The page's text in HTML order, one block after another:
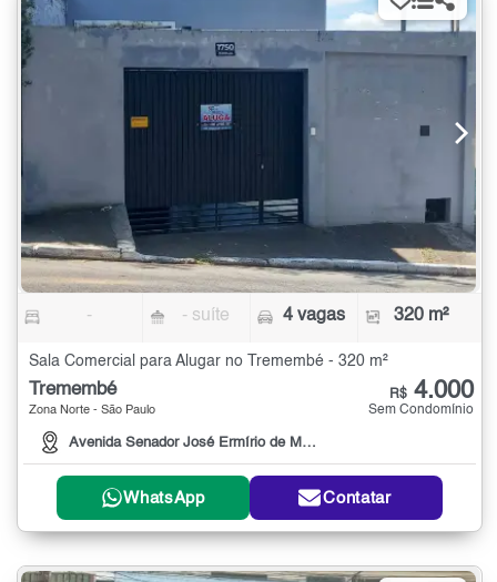
- - suíte 4 vagas 320 m²
Sala Comercial para Alugar no Tremembé - 320 m²
Tremembé
Zona Norte - São Paulo
Avenida Senador José Ermírio de Moraes, 1750
R$ 4.000
Sem Condomínio
WhatsApp Contatar